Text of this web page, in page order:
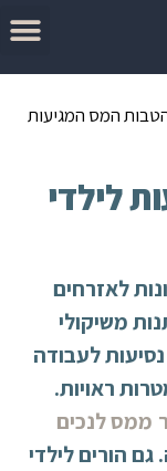
המס המגיעות
לילדי
לאזרחים
משיקולי
נסיעות לעבודה
ראויות.
ממס לנכים
הורים לילדי